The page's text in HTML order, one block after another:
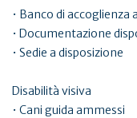
• Banco di accoglienza
• Documentazione
• Sedie a disposizione
Disabilità visiva
• Cani guida ammessi